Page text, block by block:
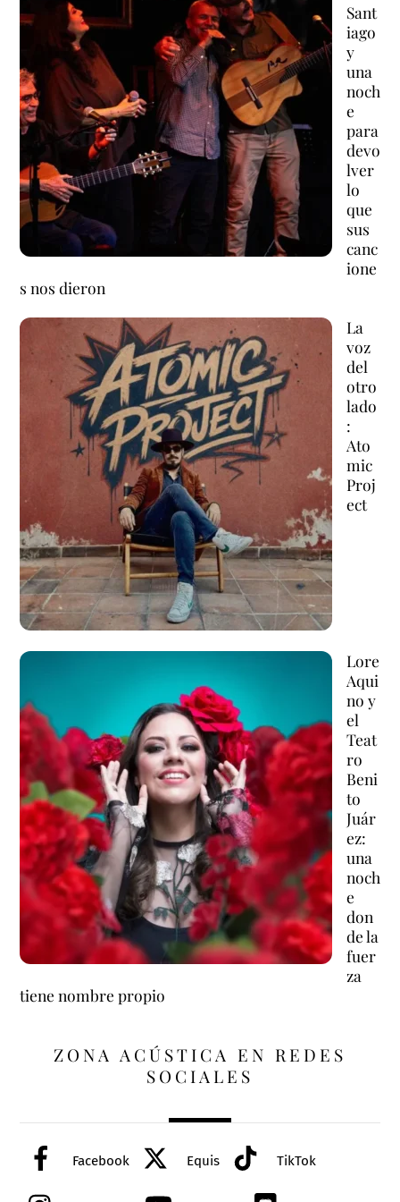
Sant
iago
y
una
noch
e
para
devo
lver
lo
que
sus
canc
ione
s nos dieron
La
voz
del
otro
lado
:
Ato
mic
Proj
ect
Lore
Aqui
no y
el
Teat
ro
Beni
to
Juár
ez:
una
noch
e
don
de la
fuer
za
tiene nombre propio
ZONA ACÚSTICA EN REDES
SOCIALES
Facebook Equis TikTok